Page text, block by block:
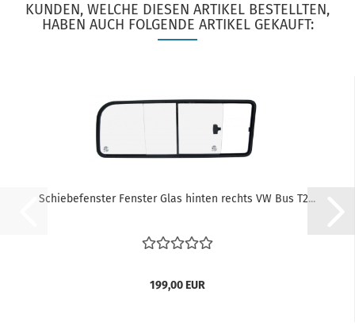
KUNDEN, WELCHE DIESEN ARTIKEL BESTELLTEN,
HABEN AUCH FOLGENDE ARTIKEL GEKAUFT:
Schiebefenster Fenster Glas hinten rechts VW Bus T2...
199,00 EUR